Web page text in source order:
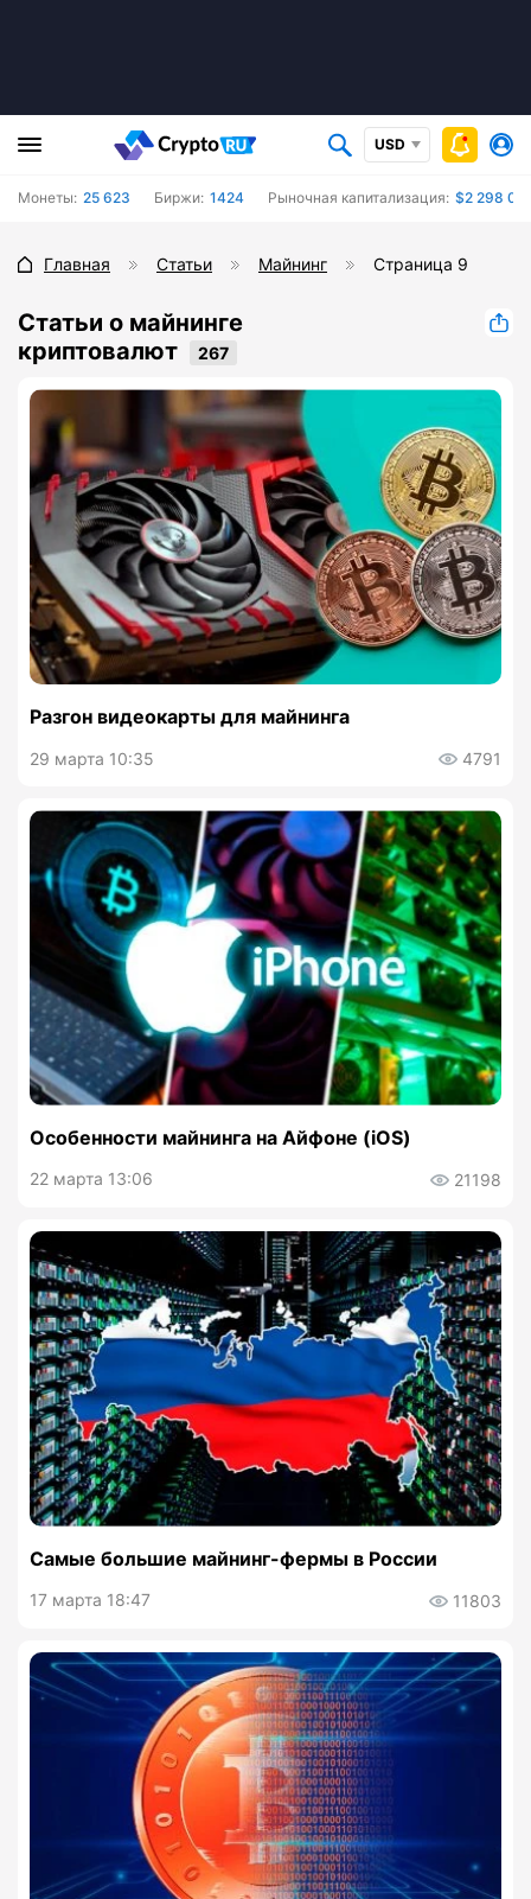
USD
Монеты: 25 623 Биржи: 1424 Рыночная капитализация: $2 298
Главная Статьи Майнинг Страница 9
Статьи о майнинге
криптовалют
Разгон видеокарты для майнинга
29 марта 10:35 4791
Особенности майнинга на Айфоне (iOS)
22 марта 13:06 21198
Самые большие майнинг-фермы в России
17 марта 18:47 11803